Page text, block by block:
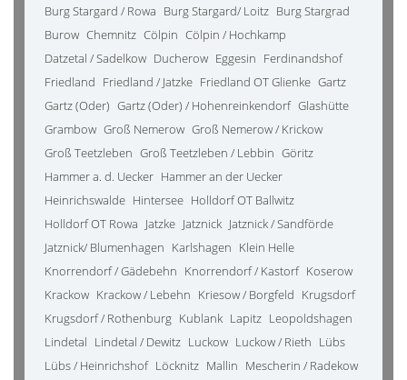
Burg Stargard / Rowa Burg Stargard/ Loitz Burg Stargrad
Burow Chemnitz Cölpin Cölpin / Hochkamp
Datzetal / Sadelkow Ducherow Eggesin Ferdinandshof
Friedland Friedland / Jatzke Friedland OT Glienke Gartz
Gartz (Oder) Gartz (Oder) / Hohenreinkendorf Glashütte
Grambow Groß Nemerow Groß Nemerow / Krickow
Groß Teetzleben Groß Teetzleben / Lebbin Göritz
Hammer a. d. Uecker Hammer an der Uecker
Heinrichswalde Hintersee Holldorf OT Ballwitz
Holldorf OT Rowa Jatzke Jatznick Jatznick / Sandförde
Jatznick/ Blumenhagen Karlshagen Klein Helle
Knorrendorf / Gädebehn Knorrendorf / Kastorf Koserow
Krackow Krackow / Lebehn Kriesow / Borgfeld Krugsdorf
Krugsdorf / Rothenburg Kublank Lapitz Leopoldshagen
Lindetal Lindetal / Dewitz Luckow Luckow / Rieth Lübs
Lübs / Heinrichshof Löcknitz Mallin Mescherin / Radekow